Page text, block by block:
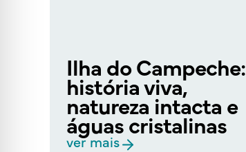
Ilha do Campeche:
história viva,
natureza intacta e
águas cristalinas
ver mais